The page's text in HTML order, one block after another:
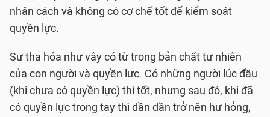
nhân cách và không có cơ chế tốt để kiểm soát
quyền lực.
Sự tha hóa như vậy có từ trong bản chất tự nhiên
của con người và quyền lực. Có những người lúc đầu
(khi chưa có quyền lực) thì tốt, nhưng sau đó, khi đã
có quyền lực trong tay thì dần dần trở nên hư hỏng,